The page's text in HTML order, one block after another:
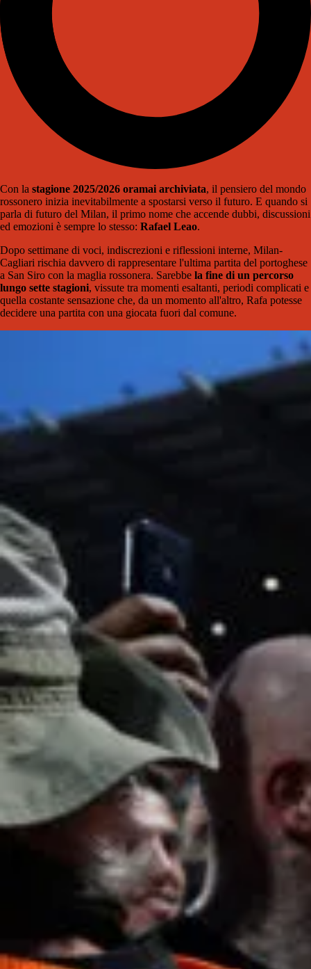
Con la stagione 2025/2026 oramai archiviata, il pensiero del mondo
rossonero inizia inevitabilmente a spostarsi verso il futuro. E quando si
parla di futuro del Milan, il primo nome che accende dubbi, discussioni
ed emozioni è sempre lo stesso: Rafael Leao.
Dopo settimane di voci, indiscrezioni e riflessioni interne, Milan-
Cagliari rischia davvero di rappresentare l'ultima partita del portoghese
a San Siro con la maglia rossonera. Sarebbe la fine di un percorso
lungo sette stagioni, vissute tra momenti esaltanti, periodi complicati e
quella costante sensazione che, da un momento all'altro, Rafa potesse
decidere una partita con una giocata fuori dal comune.